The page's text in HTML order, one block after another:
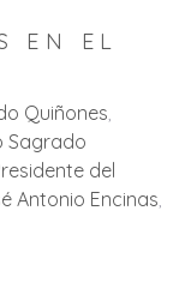
EN EL
Quiñones
Sagrado
del
Antonio Encinas